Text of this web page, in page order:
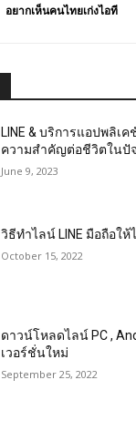
อยากเห็นคนไทยเก่งไอที
LINE & บริการแอปพลิเ
ความสำคัญต่อชีวิตในปั
June 9, 2023
วิธีทำไลน์ LINE มือถือใ
October 15, 2022
ดาวน์โหลดไลน์ PC ,
เวอร์ชั่นใหม่
September 25, 2022